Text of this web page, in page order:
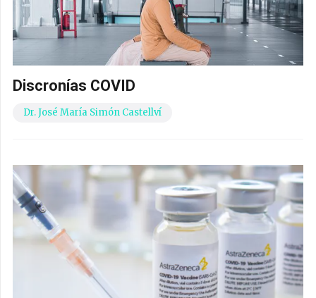
Discronías COVID
Dr. José María Simón Castellví